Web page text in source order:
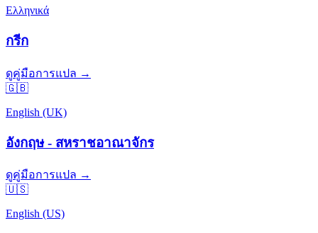
Ελληνικά
กรีก
ดูคู่มือการแปล →
🇬🇧
English (UK)
อังกฤษ - สหราชอาณาจักร
ดูคู่มือการแปล →
🇺🇸
English (US)